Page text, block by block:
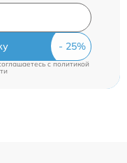
cполитикой